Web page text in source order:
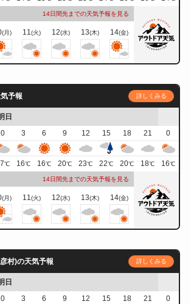
14日間先までの天気予報を見る
(月) 11 (火) 12(水) 13(木) 14(金)
予報 詳しくみる
日
0 3 6 9 12 15 18 21
0
℃ 16℃ 16℃ 20℃ 23℃ 22℃ 20℃ 18℃ 16℃
14日間先までの天気予報を見る
(月) 11(火) 12(水) 13(木) 14(金)
村)の天気予報 詳しくみる
日
0 3 6 9 12 15 18 21 0